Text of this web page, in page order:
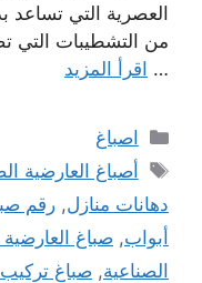
العصرية التي
من التشطيبات التي
… اقرأ المزيد
التصنيفات
اصباغ
الوسوم
أصباغ العارضية
دهانات منازل, رقم
أبواب, صباغ العارضية
الصناعية, صباغ